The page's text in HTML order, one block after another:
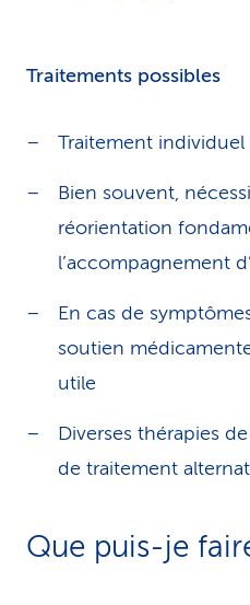
Traitements possibles
Traitement individuel
Bien souvent,
réorientation
l’accompagnement
En cas de
soutien
utile
Diverses thérapies
de traitement
Que puis-je